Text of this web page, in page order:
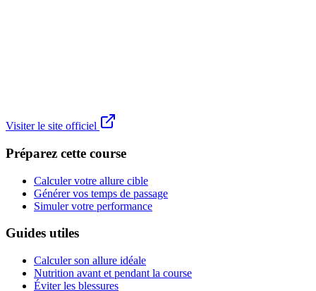
Visiter le site officiel
Préparez cette course
Calculer votre allure cible
Générer vos temps de passage
Simuler votre performance
Guides utiles
Calculer son allure idéale
Nutrition avant et pendant la course
Éviter les blessures